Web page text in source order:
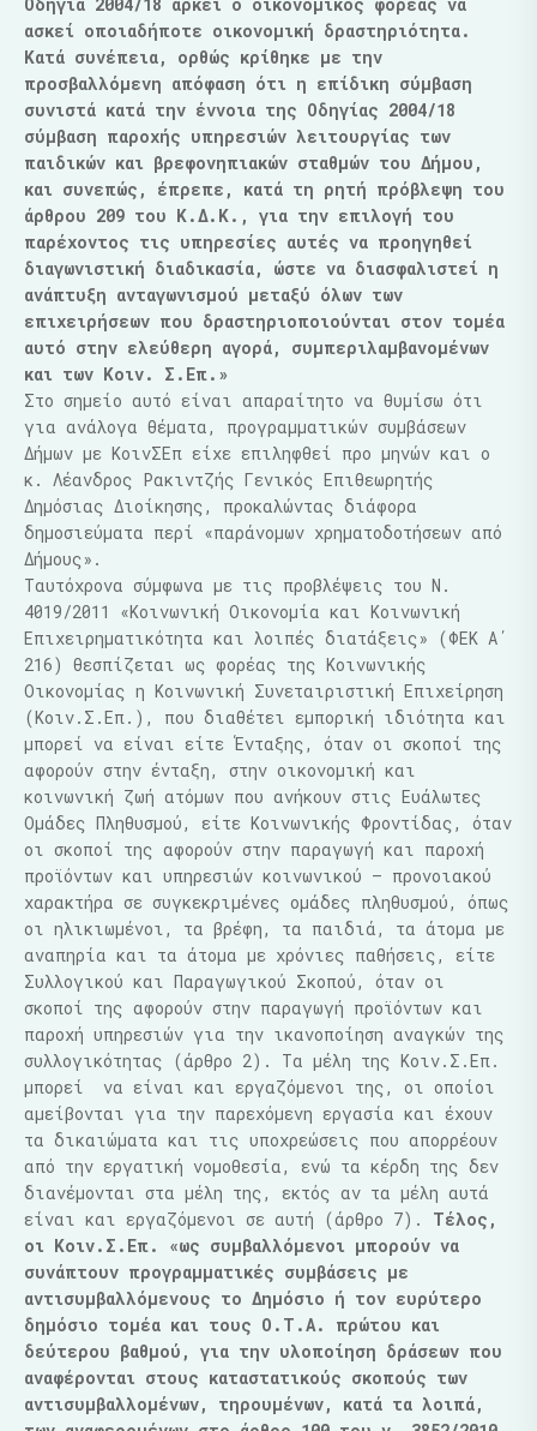
ασκεί οποιαδήποτε οικονομική δραστηριότητα.
Κατά συνέπεια, ορθώς κρίθηκε με την
προσβαλλόμενη απόφαση ότι η επίδικη σύμβαση
συνιστά κατά την έννοια της Οδηγίας 2004/18
σύμβαση παροχής υπηρεσιών λειτουργίας των
παιδικών και βρεφονηπιακών σταθμών του Δήμου,
και συνεπώς, έπρεπε, κατά τη ρητή πρόβλεψη του
άρθρου 209 του Κ.Δ.Κ., για την επιλογή του
παρέχοντος τις υπηρεσίες αυτές να προηγηθεί
διαγωνιστική διαδικασία, ώστε να διασφαλιστεί η
ανάπτυξη ανταγωνισμού μεταξύ όλων των
επιχειρήσεων που δραστηριοποιούνται στον τομέα
αυτό στην ελεύθερη αγορά, συμπεριλαμβανομένων
και των Κοιν. Σ.Επ.»
Στο σημείο αυτό είναι απαραίτητο να θυμίσω ότι
για ανάλογα θέματα, προγραμματικών συμβάσεων
Δήμων με ΚοινΣΕπ είχε επιληφθεί προ μηνών και ο
κ. Λέανδρος Ρακιντζής Γενικός Επιθεωρητής
Δημόσιας Διοίκησης, προκαλώντας διάφορα
δημοσιεύματα περί «παράνομων χρηματοδοτήσεων από
Δήμους».
Ταυτόχρονα σύμφωνα με τις προβλέψεις του Ν.
4019/2011 «Κοινωνική Οικονομία και Κοινωνική
Επιχειρηματικότητα και λοιπές διατάξεις» (ΦΕΚ Α΄
216) θεσπίζεται ως φορέας της Κοινωνικής
Οικονομίας η Κοινωνική Συνεταιριστική Επιχείρηση
(Κοιν.Σ.Επ.), που διαθέτει εμπορική ιδιότητα και
μπορεί να είναι είτε Ένταξης, όταν οι σκοποί της
αφορούν στην ένταξη, στην οικονομική και
κοινωνική ζωή ατόμων που ανήκουν στις Ευάλωτες
Ομάδες Πληθυσμού, είτε Κοινωνικής Φροντίδας, όταν
οι σκοποί της αφορούν στην παραγωγή και παροχή
προϊόντων και υπηρεσιών κοινωνικού – προνοιακού
χαρακτήρα σε συγκεκριμένες ομάδες πληθυσμού, όπως
οι ηλικιωμένοι, τα βρέφη, τα παιδιά, τα άτομα με
αναπηρία και τα άτομα με χρόνιες παθήσεις, είτε
Συλλογικού και Παραγωγικού Σκοπού, όταν οι
σκοποί της αφορούν στην παραγωγή προϊόντων και
παροχή υπηρεσιών για την ικανοποίηση αναγκών της
συλλογικότητας (άρθρο 2). Τα μέλη της Κοιν.Σ.Επ.
μπορεί να είναι και εργαζόμενοι της, οι οποίοι
αμείβονται για την παρεχόμενη εργασία και έχουν
τα δικαιώματα και τις υποχρεώσεις που απορρέουν
από την εργατική νομοθεσία, ενώ τα κέρδη της δεν
διανέμονται στα μέλη της, εκτός αν τα μέλη αυτά
είναι και εργαζόμενοι σε αυτή (άρθρο 7). Τέλος,
οι Κοιν.Σ.Επ. «ως συμβαλλόμενοι μπορούν να
συνάπτουν προγραμματικές συμβάσεις με
αντισυμβαλλόμενους το Δημόσιο ή τον ευρύτερο
δημόσιο τομέα και τους Ο.Τ.Α. πρώτου και
δεύτερου βαθμού, για την υλοποίηση δράσεων που
αναφέρονται στους καταστατικούς σκοπούς των
αντισυμβαλλομένων, τηρουμένων, κατά τα λοιπά,